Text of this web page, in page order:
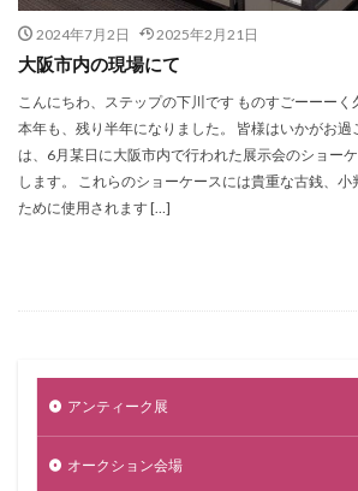
2024年7月2日 2025年2月21日
大阪市内の現場にて
こんにちわ、ステップの下川です ものすごーーーく
本年も、残り半年になりました。 皆様はいかがお過
は、6月某日に大阪市内で行われた展示会のショー
します。 これらのショーケースには貴重な古銭、
ために使用されます […]
アンティーク展
オークション会場